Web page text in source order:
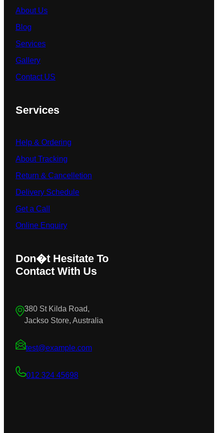
About Us
Blog
Services
Gallery
Contact US
Services
Help & Ordering
About Tracking
Return & Cancelletion
Delivery Schedule
Get a Call
Online Enquiry
Don�t Hesitate To
Contact With Us
380 St Kilda Road,
Jackso Store, Australia
test@example.com
012 324 45698